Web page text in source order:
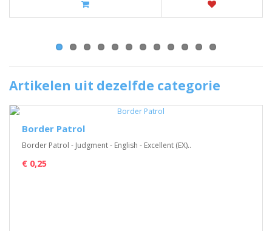
Artikelen uit dezelfde categorie
Border Patrol
Border Patrol - Judgment - English - Excellent (EX)..
€ 0,25